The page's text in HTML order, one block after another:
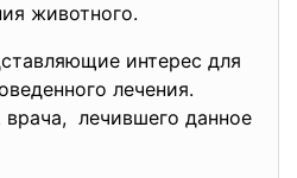
животного.
интерес для
лечения.
лечившего данное